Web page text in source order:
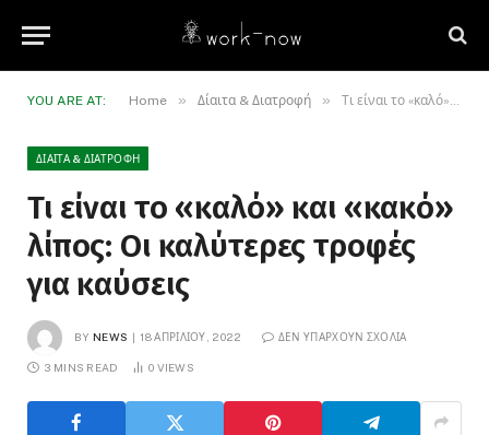
YOU ARE AT: Home » Δίαιτα & Διατροφή » Τι είναι το «καλό» και «κακό» λίπος: Οι καλύτερες τροφές για καύσεις
ΔΊΑΙΤΑ & ΔΙΑΤΡΟΦΉ
Τι είναι το «καλό» και «κακό»
λίπος: Οι καλύτερες τροφές
για καύσεις
BY NEWS 18 ΑΠΡΙΛΊΟΥ, 2022 ΔΕΝ ΥΠΆΡΧΟΥΝ ΣΧΌΛΙΑ
3 MINS READ 0 VIEWS